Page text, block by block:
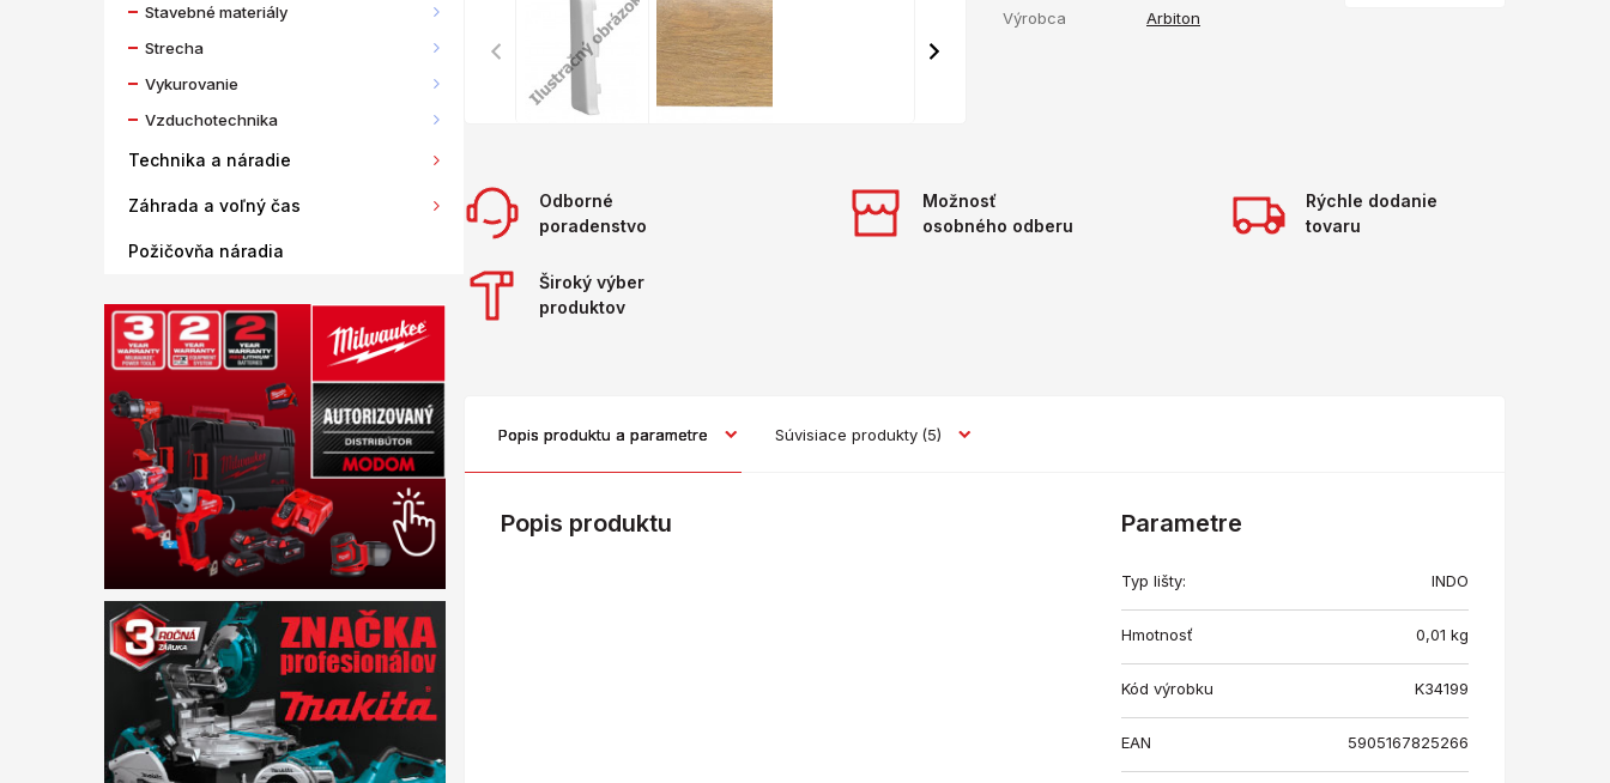
Stavebné materiály
Strecha
Vykurovanie
Vzduchotechnika
Technika a náradie
Záhrada a voľný čas
Požičovňa náradia
Výrobca
Arbiton
Odborné
poradenstvo
Možnosť
osobného odberu
Rýchle dodanie
tovaru
Široký výber
produktov
Popis produktu a parametre Súvisiace produkty (5)
Popis produktu Parametre
Typ lišty: INDO
Hmotnosť 0,01 kg
Kód výrobku K34199
EAN 5905167825266